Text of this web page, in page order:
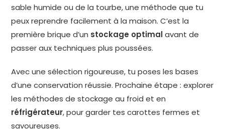
sable humide ou de la tourbe, une méthode que tu
peux reprendre facilement à la maison. C’est la
première brique d’un stockage optimalavant de
passer aux techniques plus poussées.
Avec une sélection rigoureuse, tu poses les bases
d’une conservation réussie. Prochaine étape : explorer
les méthodes de stockage au froid et en
réfrigérateur, pour garder tes carottes fermes et
savoureuses.